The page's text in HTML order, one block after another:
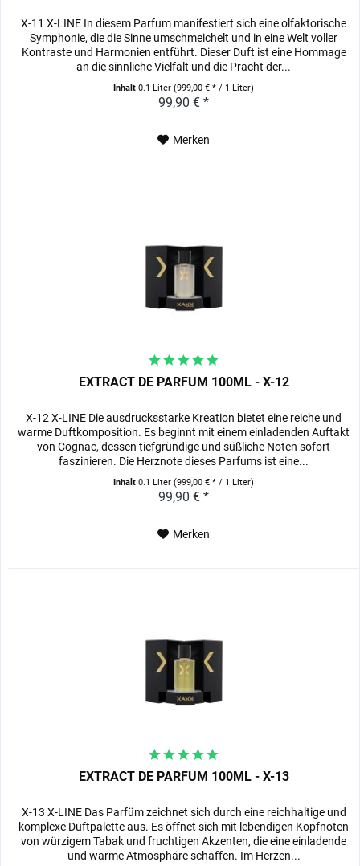
X-11 X-LINE In diesem Parfum manifestiert sich eine olfaktorische
Symphonie, die die Sinne umschmeichelt und in eine Welt voller
Kontraste und Harmonien entführt. Dieser Duft ist eine Hommage
an die sinnliche Vielfalt und die Pracht der...
Inhalt0.1 Liter(999,00 € * / 1 Liter)
99,90 € *
Merken
EXTRACT DE PARFUM 100ML - X-12
X-12 X-LINE Die ausdrucksstarke Kreation bietet eine reiche und
warme Duftkomposition. Es beginnt mit einem einladenden Auftakt
von Cognac, dessen tiefgründige und süßliche Noten sofort
faszinieren. Die Herznote dieses Parfums ist eine...
Inhalt0.1 Liter(999,00 € * / 1 Liter)
99,90 € *
Merken
EXTRACT DE PARFUM 100ML - X-13
X-13 X-LINE Das Parfüm zeichnet sich durch eine reichhaltige und
komplexe Duftpalette aus. Es öffnet sich mit lebendigen Kopfnoten
von würzigem Tabak und fruchtigen Akzenten, die eine einladende
und warme Atmosphäre schaffen. Im Herzen...